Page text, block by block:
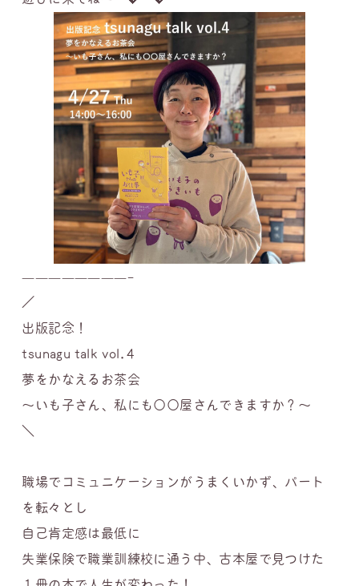
————————–
／
出版記念！
tsunagu talk vol.4
夢をかなえるお茶会
〜いも子さん、私にも〇〇屋さんできますか？〜
＼
職場でコミュニケーションがうまくいかず、パート
を転々とし
自己肯定感は最低に
失業保険で職業訓練校に通う中、古本屋で見つけた